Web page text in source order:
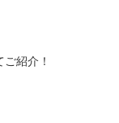
紹介！